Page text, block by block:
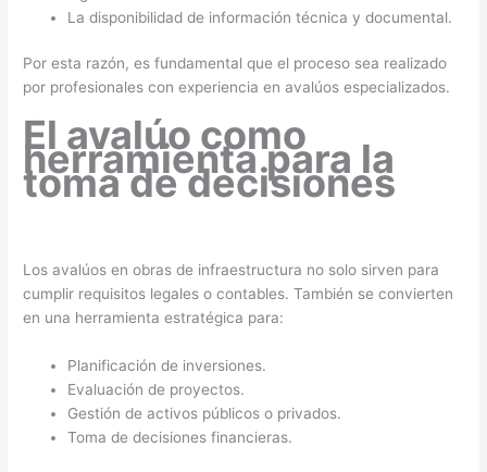
La disponibilidad de información técnica y documental.
Por esta razón, es fundamental que el proceso sea realizado
por profesionales con experiencia en avalúos especializados.
El avalúo como
herramienta para la
toma de decisiones
Los avalúos en obras de infraestructura no solo sirven para
cumplir requisitos legales o contables. También se convierten
en una herramienta estratégica para:
Planificación de inversiones.
Evaluación de proyectos.
Gestión de activos públicos o privados.
Toma de decisiones financieras.